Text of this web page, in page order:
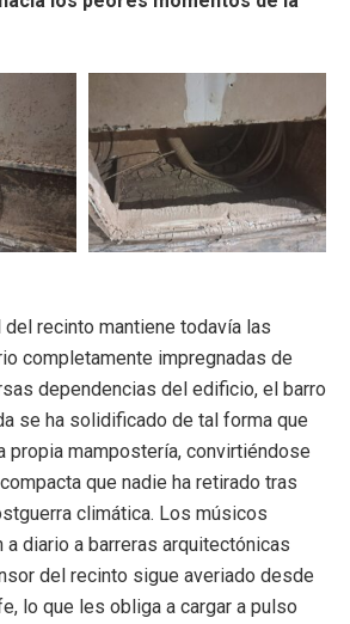
recinto mantiene todavía las
completamente impregnadas de
dependencias del edificio, el barro
se ha solidificado de tal forma que
propia mampostería, convirtiéndose
que nadie ha retirado tras
climática. Los músicos
diario a barreras arquitectónicas
del recinto sigue averiado desde
lo que les obliga a cargar a pulso